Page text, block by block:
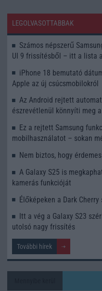
LEGOLVASOTTABBAK
Számos népszerű
UI 9 frissítésből – itt a lista
iPhone 18 bemutató
Apple az új csúcsmobilokról
Az Android rejtett
észrevétlenül könnyíti meg
Ez a rejtett Samsung
mobilhasználatot – sokan
Nem biztos, hogy
A Galaxy S25 is
kamerás funkcióját
Élőképeken a Dark
Itt a vég a Galaxy S23
utolsó nagy frissítés
További hírek